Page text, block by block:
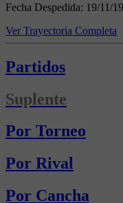
Fecha Despedida: 19/11/
Ver Trayectoria Completa
Partidos
Suplente
Por Torneo
Por Rival
Por Cancha